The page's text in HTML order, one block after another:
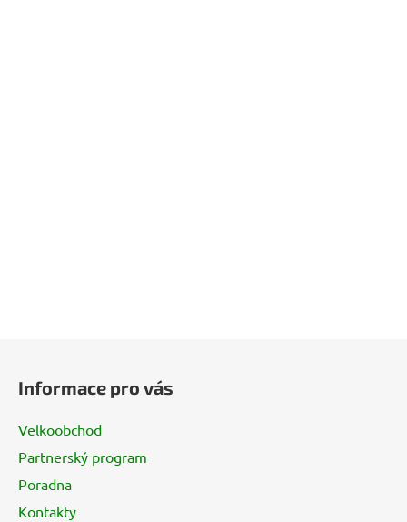
Informace pro vás
Velkoobchod
Partnerský program
Poradna
Kontakty